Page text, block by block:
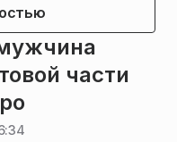
части